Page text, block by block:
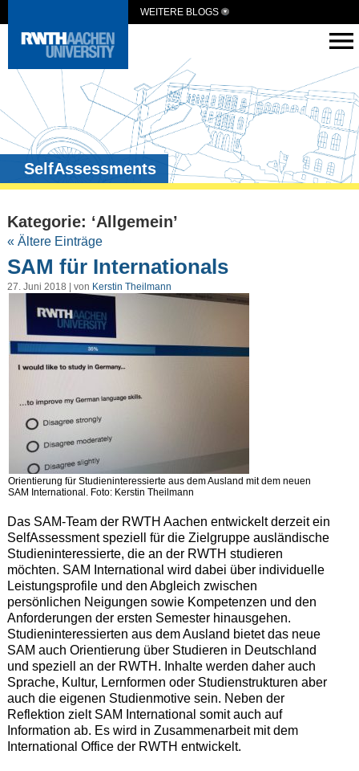
WEITERE BLOGS
SelfAssessments
Kategorie: ‘Allgemein’
« Ältere Einträge
SAM für Internationals
27. Juni 2018 | von Kerstin Theilmann
Orientierung für Studieninteressierte aus dem Ausland mit dem neuen
SAM International. Foto: Kerstin Theilmann
Das SAM-Team der RWTH Aachen entwickelt derzeit ein
SelfAssessment speziell für die Zielgruppe ausländische
Studieninteressierte, die an der RWTH studieren
möchten. SAM International wird dabei über individuelle
Leistungsprofile und den Abgleich zwischen
persönlichen Neigungen sowie Kompetenzen und den
Anforderungen der ersten Semester hinausgehen.
Studieninteressierten aus dem Ausland bietet das neue
SAM auch Orientierung über Studieren in Deutschland
und speziell an der RWTH. Inhalte werden daher auch
Sprache, Kultur, Lernformen oder Studienstrukturen aber
auch die eigenen Studienmotive sein. Neben der
Reflektion zielt SAM International somit auch auf
Information ab. Es wird in Zusammenarbeit mit dem
International Office der RWTH entwickelt.